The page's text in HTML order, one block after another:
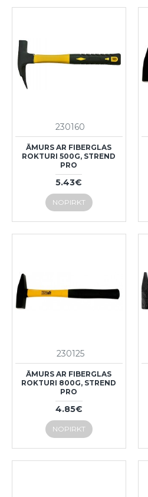
230160
ĀMURS AR FIBERGLAS
ROKTURI 500G, STREND
PRO
5.43€
NOPIRKT
230125
ĀMURS AR FIBERGLAS
ROKTURI 800G, STREND
PRO
4.85€
NOPIRKT